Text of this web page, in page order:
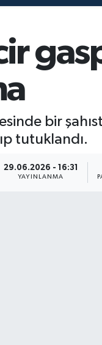
bir
tutuklandı.
29.06.2026 - 16:31
YAYINLANMA